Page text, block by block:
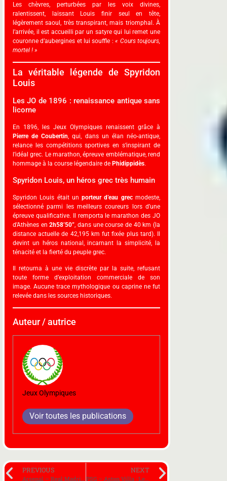
Les chèvres, perturbées par les voix divines,
ralentissent, laissant Louis finir seul en tête,
légèrement saoul, très transpirant, mais triomphal. À
l’arrivée, il est accueilli par un satyre qui lui remet une
couronne d’aubergines et lui souffle :« Cours toujours,
mortel ! »
La véritable légende de Spyridon
Louis
Les JO de 1896 : renaissance antique sans
licorne
En 1896, les Jeux Olympiques renaissent grâce à
Pierre de Coubertin, qui, dans un élan néo-antique,
relance les compétitions sportives en s’inspirant de
l’idéal grec. Le marathon, épreuve emblématique, rend
hommage à la course légendaire de Phidippidès.
Spyridon Louis, un héros grec très humain
Spyridon Louis était unporteur d’eau grecmodeste,
sélectionné parmi les meilleurs coureurs lors d’une
épreuve qualificative. Il remporta le marathon des JO
d’Athènes en2h58’50” , dans une course de 40 km (la
distance actuelle de 42,195 km fut fixée plus tard). Il
devint un héros national, incarnant la simplicité, la
ténacité et la fierté du peuple grec.
Il retourna à une vie discrète par la suite, refusant
toute forme d’exploitation commerciale de son
image. Aucune trace mythologique ou caprine ne fut
relevée dans les sources historiques.
Auteur / autrice
Jeux Olympiques
Voir toutes les publications
PREVIOUS
Arsenal – Real Madrid : La SPA, société protectrice des araignées porte plainte contre Declan Rice
NEXT
PSG – Aston Villa : Les Villans en week-end à Paris, 3 buts, 0 souvenirs, un prince qui fait la gueule